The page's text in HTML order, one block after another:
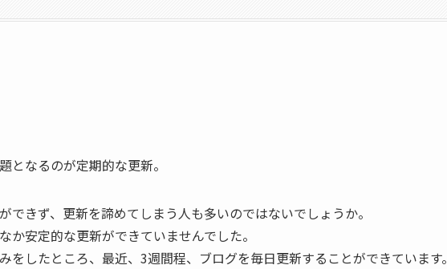
となるのが定期的な更新。
できず、更新を諦めてしまう人も多いのではないでしょうか。
か安定的な更新ができていませんでした。
をしたところ、最近、3週間程、ブログを毎日更新することができています。